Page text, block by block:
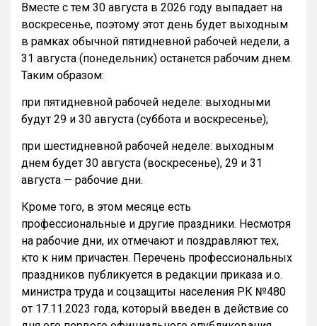
Вместе с тем 30 августа в 2026 году выпадает на
воскресенье, поэтому этот день будет выходным
в рамках обычной пятидневной рабочей недели, а
31 августа (понедельник) останется рабочим днем.
Таким образом:
при пятидневной рабочей неделе: выходными
будут 29 и 30 августа (суббота и воскресенье);
при шестидневной рабочей неделе: выходным
днем будет 30 августа (воскресенье), 29 и 31
августа — рабочие дни.
Кроме того, в этом месяце есть
профессиональные и другие праздники. Несмотря
на рабочие дни, их отмечают и поздравляют тех,
кто к ним причастен. Перечень профессиональных
праздников публикуется в редакции приказа и.о.
министра труда и соцзащиты населения РК №480
от 17.11.2023 года, который введен в действие со